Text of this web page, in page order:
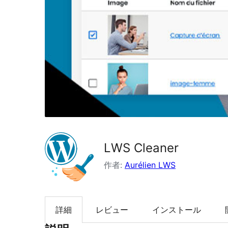
LWS Cleaner
作者: Aurélien LWS
詳細 レビュー インストール